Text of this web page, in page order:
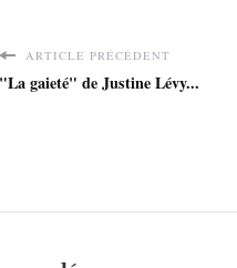
ARTICLE PRÉCÉDENT
"La gaieté" de Justine Lévy...